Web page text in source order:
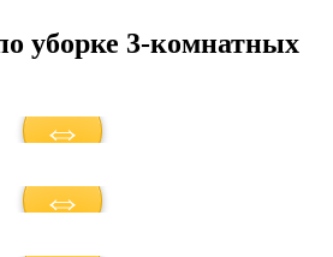
уборке 3-комнатных